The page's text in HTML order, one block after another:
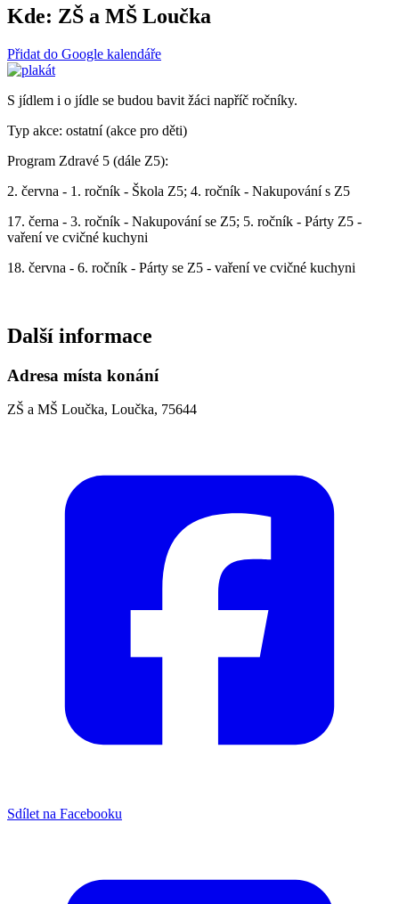
Kde: ZŠ a MŠ Loučka
Přidat do Google kalendáře
S jídlem i o jídle se budou bavit žáci napříč ročníky.
Typ akce: ostatní (akce pro děti)
Program Zdravé 5 (dále Z5):
2. června - 1. ročník - Škola Z5; 4. ročník - Nakupování s Z5
17. černa - 3. ročník - Nakupování se Z5; 5. ročník - Párty Z5 -
vaření ve cvičné kuchyni
18. června - 6. ročník - Párty se Z5 - vaření ve cvičné kuchyni
Další informace
Adresa místa konání
ZŠ a MŠ Loučka, Loučka, 75644
Sdílet na Facebooku